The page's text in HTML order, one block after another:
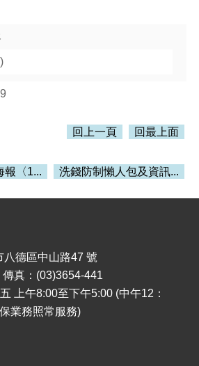
回上一頁 回最上面
報〈1... 洗錢防制懶人包及資訊...
德區中山路47 號
真：(03)3654-441
上午8:00至下午5:00 (中午12：
業務照常服務)